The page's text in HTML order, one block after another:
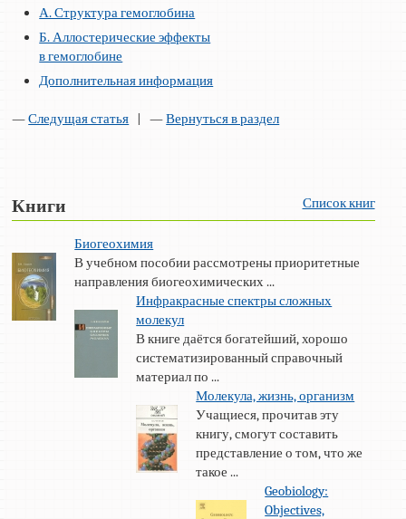
А. Структура гемоглобина
Б. Аллостерические эффекты
в гемоглобине
Дополнительная информация
—Следущая статья | —Вернуться в раздел
Книги Список книг
Биогеохимия
В учебном пособии рассмотрены приоритетные
направления биогеохимических ...
Инфракрасные спектры сложных
молекул
В книге даётся богатейший, хорошо
систематизированный справочный
материал по ...
Молекула, жизнь, организм
Учащиеся, прочитав эту
книгу, смогут составить
представление о том, что же
такое ...
Geobiology:
Objectives,